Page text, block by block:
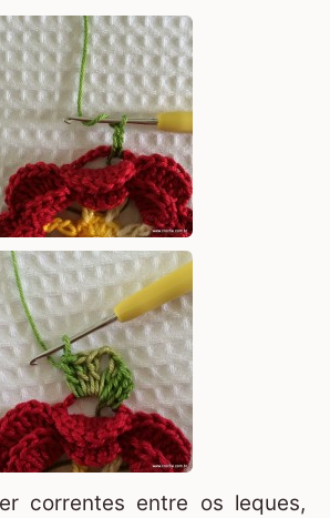
correntes entre os leques,